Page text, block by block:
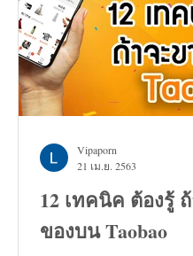
12 เทคนิค ต้องรู้
ของบน Taobao
Vipaporn
21 เม.ย. 2563